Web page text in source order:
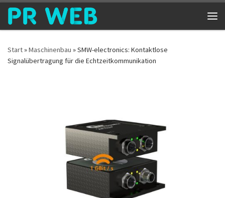
Zum Inhalt springen
Start»Maschinenbau »SMW-electronics: Kontaktlose
Signalübertragung für die Echtzeitkommunikation